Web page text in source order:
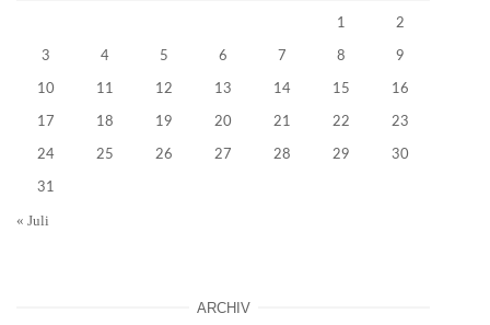
1 2
3 4 5 6 7 8 9
10 11 12 13 14 15 16
17 18 19 20 21 22 23
24 25 26 27 28 29 30
31
« Juli
ARCHIV